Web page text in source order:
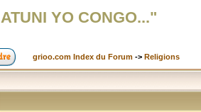
YO CONGO..."
grioo.com Index du Forum -> Religions